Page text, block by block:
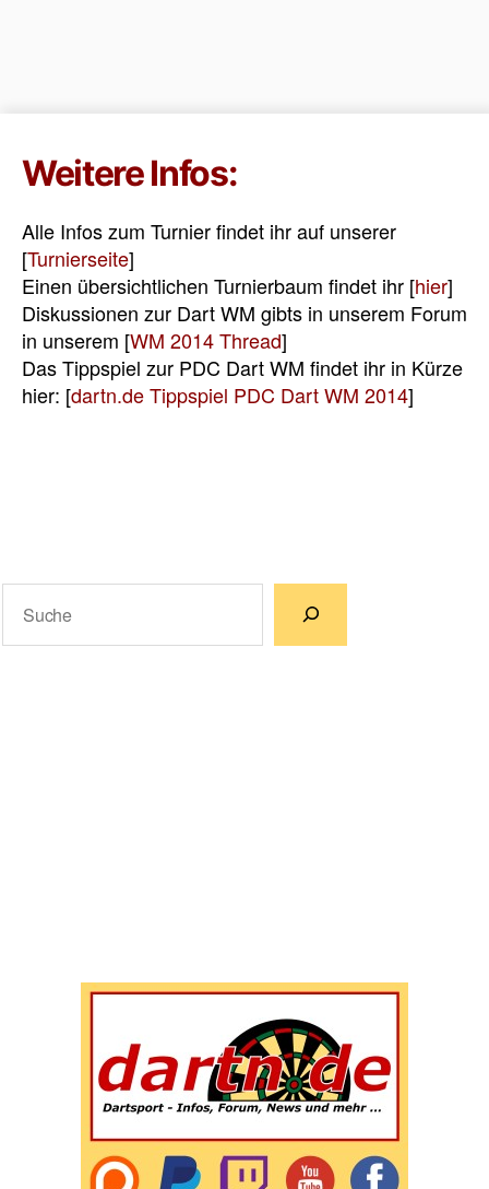
Weitere Infos:
Alle Infos zum Turnier findet ihr auf unserer
[Turnierseite]
Einen übersichtlichen Turnierbaum findet ihr [hier]
Diskussionen zur Dart WM gibts in unserem Forum
in unserem [WM 2014 Thread]
Das Tippspiel zur PDC Dart WM findet ihr in Kürze
hier: [dartn.de Tippspiel PDC Dart WM 2014]